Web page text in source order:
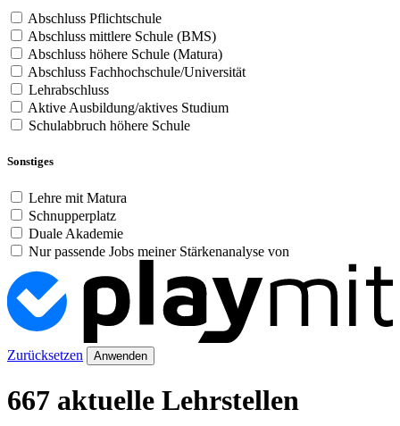
Abschluss Pflichtschule
Abschluss mittlere Schule (BMS)
Abschluss höhere Schule (Matura)
Abschluss Fachhochschule/Universität
Lehrabschluss
Aktive Ausbildung/aktives Studium
Schulabbruch höhere Schule
Sonstiges
Lehre mit Matura
Schnupperplatz
Duale Akademie
Nur passende Jobs meiner Stärkenanalyse von
Zurücksetzen Anwenden
667 aktuelle Lehrstellen